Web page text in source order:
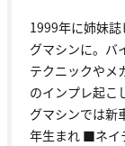
1999年に姉妹
グマシンに。バ
テクニックやメ
のインプレ起こ
グマシンでは
年生まれ ■ネイ